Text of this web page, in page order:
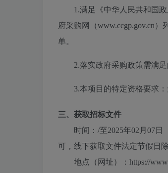
1.满足《中华人民共和国
府采购网（www.ccgp.gov.cn
单。
2.落实政府采购政策需满足
3.本项目的特定资格要求：
三、获取招标文件
时间： /至2025年02月07日
可，线下获取文件法定节假日除
地点（网址）： https://